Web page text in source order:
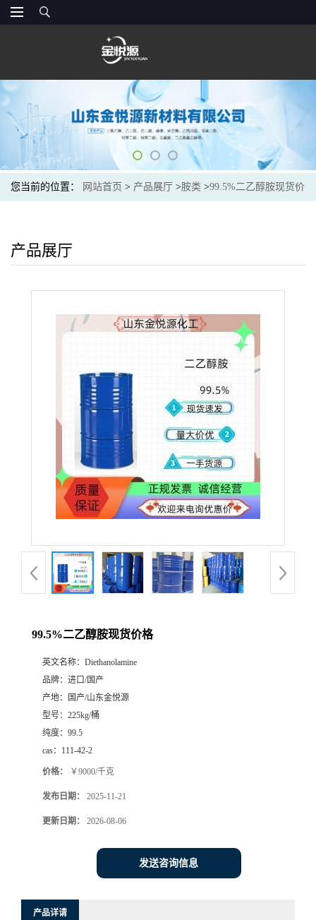
您当前的位置： 网站首页 > 产品展厅 >胺类 >99.5%二乙醇胺现货价
产品展厅
99.5%二乙醇胺现货价格
英文名称： Diethanolamine
品牌： 进口/国产
产地：
国产/山东金悦源
型号： 225kg/桶
纯度： 99.5
cas： 111-42-2
价格： ￥9000/千克
发布日期： 2025-11-21
更新日期： 2026-08-06
发送咨询信息
产品详请